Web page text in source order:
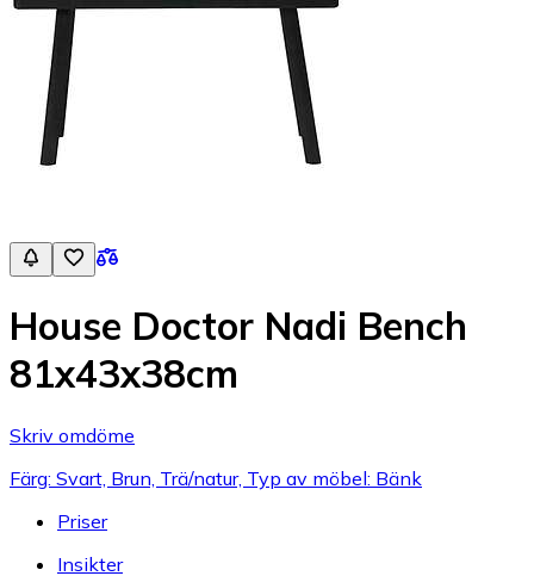
House Doctor Nadi Bench
81x43x38cm
Skriv omdöme
Färg: Svart, Brun, Trä/natur, Typ av möbel: Bänk
Priser
Insikter